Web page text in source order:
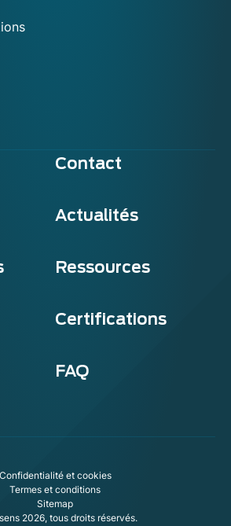
Contact
Actualités
Ressources
Certifications
FAQ
Confidentialité et cookies
Termes et conditions
Sitemap
2026, tous droits réservés.